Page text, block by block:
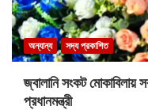
অন্যান্য সদ্য প্রকাশিত
জ্বালানি সংকট মোকাবিলায়
প্রধানমন্ত্রী